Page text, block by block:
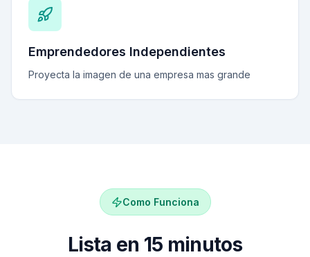
Emprendedores Independientes
Proyecta la imagen de una empresa mas grande
Como Funciona
Lista en 15 minutos